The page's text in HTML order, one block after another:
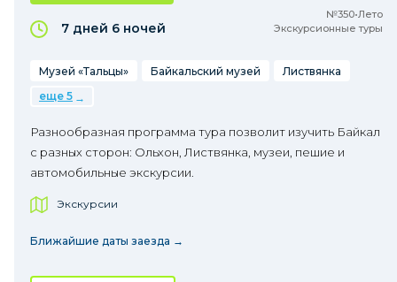
№350•Лето
Экскурсионные туры
7 дней 6 ночей
Музей «Тальцы» Байкальский музей
Листвянка
еще 5
Разнообразная программа тура позволит изучить Байкал
с разных сторон: Ольхон, Листвянка, музеи, пешие и
автомобильные экскурсии.
Экскурсии
Ближайшие даты заезда →